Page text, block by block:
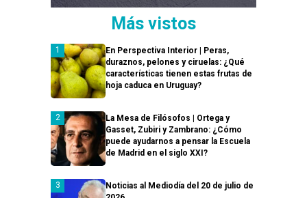
Más vistos
En Perspectiva Interior | Peras,
duraznos, pelones y ciruelas: ¿Qué
características tienen estas frutas de
hoja caduca en Uruguay?
La Mesa de Filósofos | Ortega y
Gasset, Zubiri y Zambrano: ¿Cómo
puede ayudarnos a pensar la Escuela
de Madrid en el siglo XXI?
Noticias al Mediodía del 20 de julio de